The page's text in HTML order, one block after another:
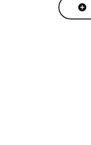
add_circle